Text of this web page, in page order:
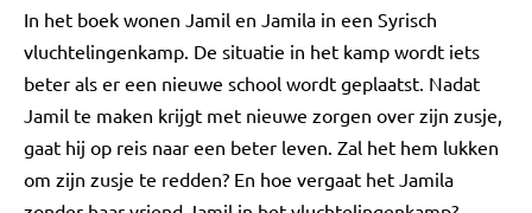
In het boek wonen Jamil en Jamila in een Syrisch
vluchtelingenkamp. De situatie in het kamp wordt iets
beter als er een nieuwe school wordt geplaatst. Nadat
Jamil te maken krijgt met nieuwe zorgen over zijn zusje,
gaat hij op reis naar een beter leven. Zal het hem lukken
om zijn zusje te redden? En hoe vergaat het Jamila